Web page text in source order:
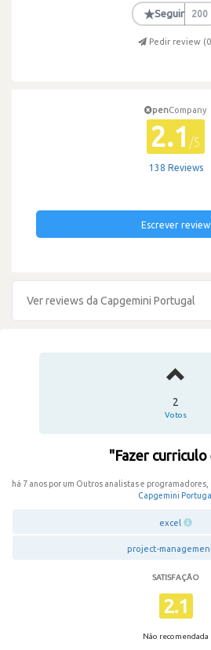
★Seguir 200
Pedir review (0
penCompany
2.1 /5
138 Reviews
Escrever review
Ver reviews da Capgemini Portugal
2
Votos
"Fazer curriculo
há 7 anos por um Outros analistas e
Capgemini
excel
project-
SATISFAÇÃO
2.1
Não recomendada